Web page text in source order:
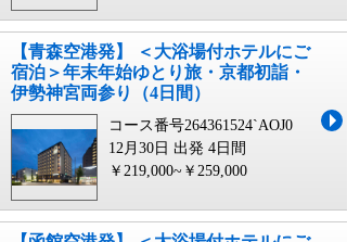
【青森空港発】 ＜大浴場付ホテルにご
宿泊＞年末年始ゆとり旅・京都初詣・
伊勢神宮両参り（4日間）
コース番号264361524`AOJ0
12月30日 出発 4日間
￥219,000~￥259,000